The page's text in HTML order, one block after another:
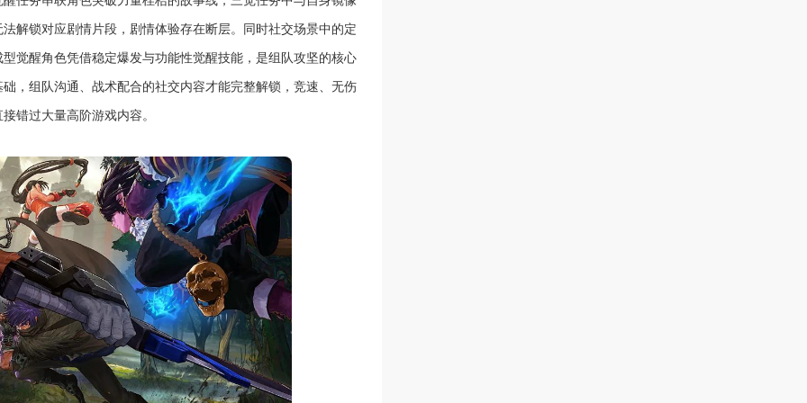
解锁对应剧情片段，剧情体验存在断层。同时社交场景中的定
觉醒角色凭借稳定爆发与功能性觉醒技能，是组队攻坚的核心
，组队沟通、战术配合的社交内容才能完整解锁，竞速、无伤
错过大量高阶游戏内容。